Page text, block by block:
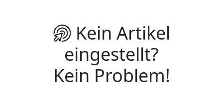
Kein Artikel
eingestellt?
Kein Problem!